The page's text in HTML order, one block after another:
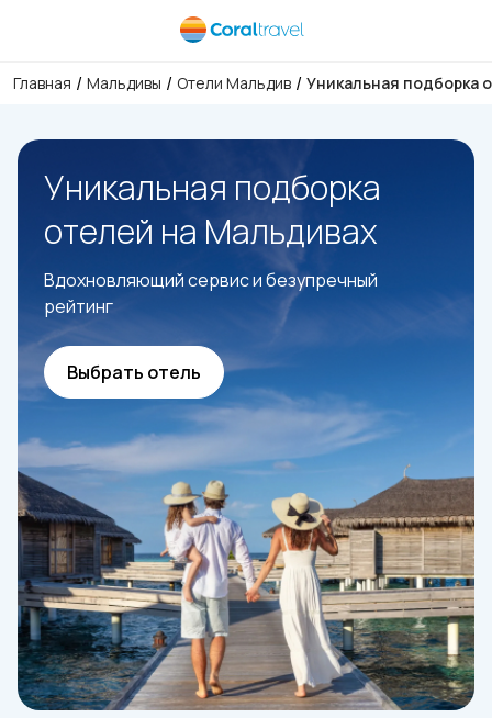
Главная / Мальдивы / Отели Мальдив / Уникальная подборка
Уникальная подборка
отелей на Мальдивах
Вдохновляющий сервис и безупречный
рейтинг
Выбрать отель